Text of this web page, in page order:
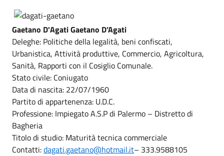
Gaetano D'Agati Gaetano D’Agati
Deleghe: Politiche della legalità, beni confiscati,
Urbanistica, Attività produttive, Commercio, Agricoltura,
Sanità, Rapporti con il Cosiglio Comunale.
Stato civile: Coniugato
Data di nascita: 22/07/1960
Partito di appartenenza: U.D.C.
Professione: Impiegato A.S.P di Palermo – Distretto di
Bagheria
Titolo di studio: Maturità tecnica commerciale
Contatti:dagati.gaetano@hotmail.it– 333.9588105